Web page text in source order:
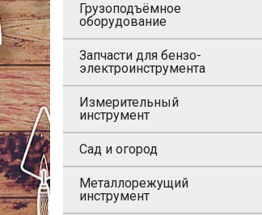
Грузоподъёмное
оборудование
Запчасти для бензо-
электроинструмента
Измерительный
инструмент
Сад и огород
Металлорежущий
инструмент